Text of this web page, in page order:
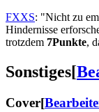
FXXS: "Nicht zu
Hindernisse
trotzdem 7Punkte,
Sonstiges[
Cover[